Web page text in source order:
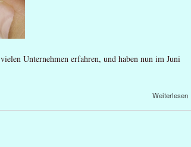
Unternehmen erfahren, und haben nun im Juni
Weiterlesen